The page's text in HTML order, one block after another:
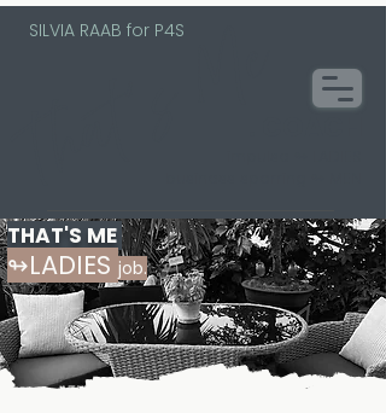
SILVIA RAAB for P4S
THAT'S ME
↬LADIES job.